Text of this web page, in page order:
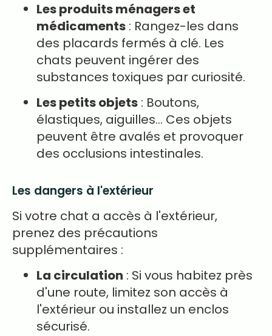
Les produits ménagers et
médicaments : Rangez-les dans
des placards fermés à clé. Les
chats peuvent ingérer des
substances toxiques par curiosité.
Les petits objets : Boutons,
élastiques, aiguilles… Ces objets
peuvent être avalés et provoquer
des occlusions intestinales.
Les dangers à l'extérieur
Si votre chat a accès à l'extérieur,
prenez des précautions
supplémentaires :
La circulation : Si vous habitez près
d'une route, limitez son accès à
l'extérieur ou installez un enclos
sécurisé.